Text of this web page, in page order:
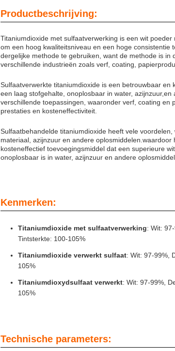
Productbeschrijving:
Titaniumdioxide met sulfaatverwerking is een wit
om een hoog kwaliteitsniveau en een hoge
dergelijke methode te gebruiken, want de methode is
verschillende industrieën zoals verf, coating,
Sulfaatverwerkte titaniumdioxide is een betrouwbaar
een laag stofgehalte, onoplosbaar in water,
verschillende toepassingen, waaronder verf, coating
prestaties en kosteneffectiviteit.
Sulfaatbehandelde titaniumdioxide heeft vele
materiaal, azijnzuur en andere
kosteneffectief toevoegingsmiddel dat een superieure
onoplosbaar is in water, azijnzuur en andere
Kenmerken:
Titaniumdioxide met sulfaatverwerking: Wit:
Tintsterkte: 100-105%
Titaniumdioxide verwerkt sulfaat: Wit: 97-99%,
105%
Titaniumdioxydsulfaat verwerkt: Wit: 97-99%,
105%
Technische parameters: